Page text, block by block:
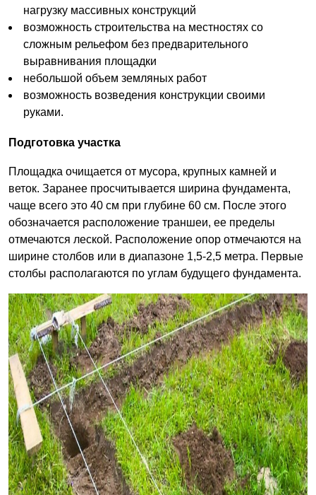
нагрузку массивных конструкций
возможность строительства на местностях со
сложным рельефом без предварительного
выравнивания площадки
небольшой объем земляных работ
возможность возведения конструкции своими
руками.
Подготовка участка
Площадка очищается от мусора, крупных камней и
веток. Заранее просчитывается ширина фундамента,
чаще всего это 40 см при глубине 60 см. После этого
обозначается расположение траншеи, ее пределы
отмечаются леской. Расположение опор отмечаются на
ширине столбов или в диапазоне 1,5-2,5 метра. Первые
столбы располагаются по углам будущего фундамента.